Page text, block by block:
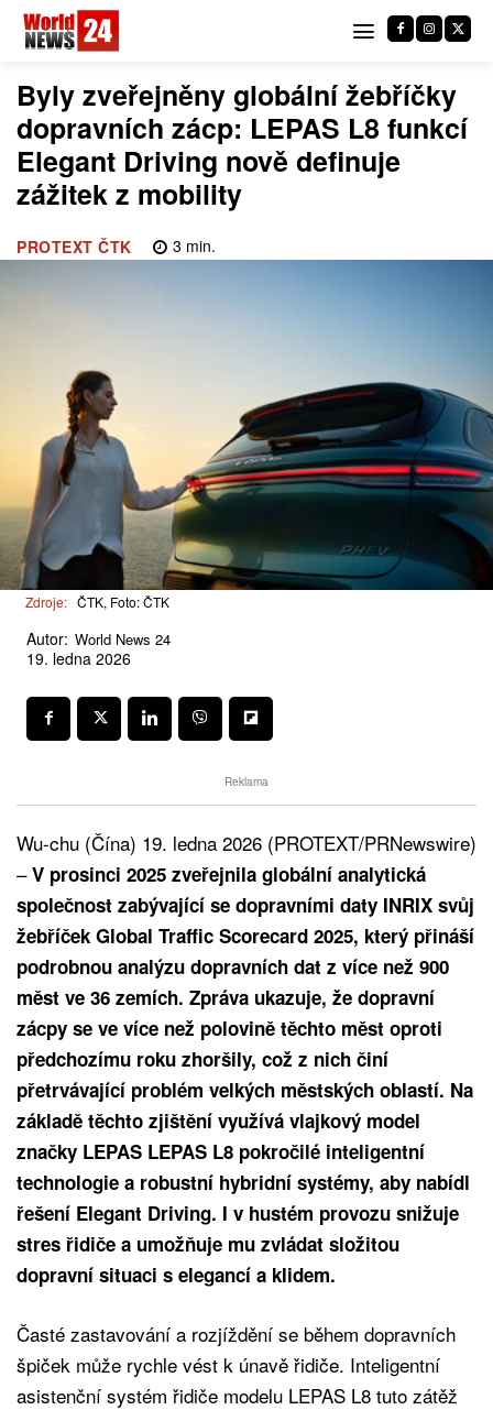
Byly zveřejněny globální žebříčky
dopravních zácp: LEPAS L8 funkcí
Elegant Driving nově definuje
zážitek z mobility
PROTEXT ČTK 3 min.
Zdroje: ČTK, Foto: ČTK
Autor: World News 24
19. ledna 2026
Reklama
Wu-chu (Čína) 19. ledna 2026 (PROTEXT/PRNewswire)
–V prosinci 2025 zveřejnila globální analytická
společnost zabývající se dopravními daty INRIX svůj
žebříček Global Traffic Scorecard 2025, který přináší
podrobnou analýzu dopravních dat z více než 900
měst ve 36 zemích. Zpráva ukazuje, že dopravní
zácpy se ve více než polovině těchto měst oproti
předchozímu roku zhoršily, což z nich činí
přetrvávající problém velkých městských oblastí. Na
základě těchto zjištění využívá vlajkový model
značky LEPAS LEPAS L8 pokročilé inteligentní
technologie a robustní hybridní systémy, aby nabídl
řešení Elegant Driving. I v hustém provozu snižuje
stres řidiče a umožňuje mu zvládat složitou
dopravní situaci s elegancí a klidem.
Časté zastavování a rozjíždění se během dopravních
špiček může rychle vést k únavě řidiče. Inteligentní
asistenční systém řidiče modelu LEPAS L8 tuto zátěž